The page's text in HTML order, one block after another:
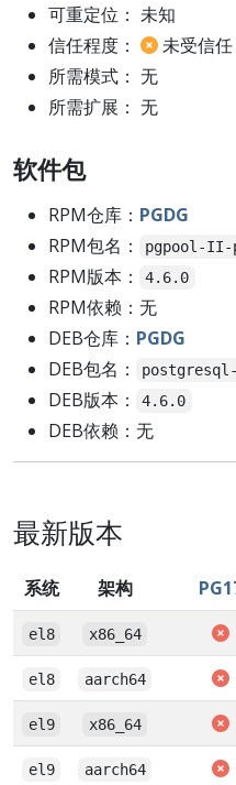
可重定位： 未知
信任程度：
未受信
所需模式： 无
所需扩展： 无
软件包
RPM仓库： PGDG
RPM包名：
pgpool-II-
RPM版本： 4.6.0
RPM依赖：无
DEB仓库： PGDG
DEB包名：
DEB版本： 4.6.0
DEB依赖：无
最新版本
系统 架构
el8 x86_64
el8 aarch64
el9 x86_64
el9 aarch64